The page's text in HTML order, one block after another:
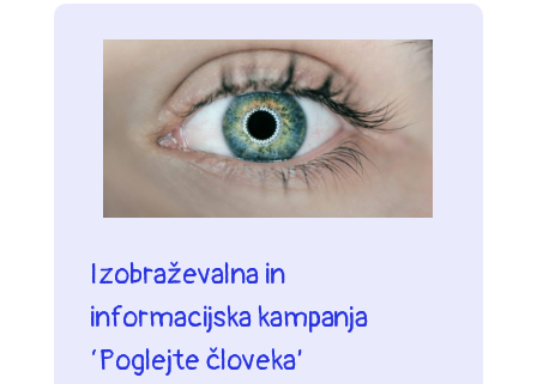
Izobraževalna in
informacijska kampanja
‘Poglejte človeka’